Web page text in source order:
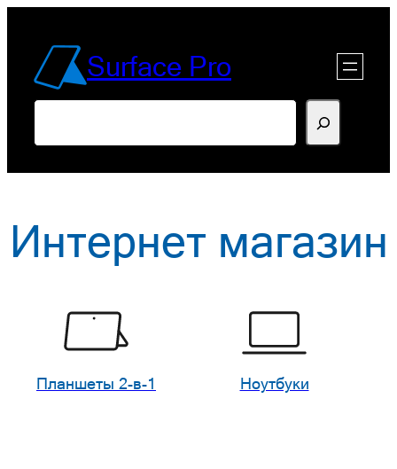
содержимомуSurface Pro
Интернет магазин
Планшеты 2-в-1 Ноутбуки